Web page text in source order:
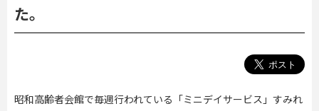
た。
昭和高齢者会館で毎週行われている「ミニデイサービス」すみれ